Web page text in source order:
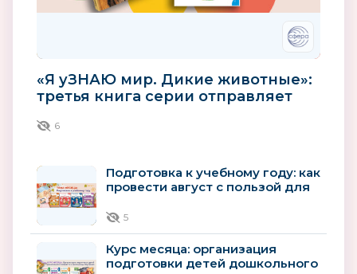
«Я уЗНАЮ мир. Дикие животные»:
третья книга серии отправляет
6
Подготовка к учебному году: как
провести август с пользой для
5
Курс месяца: организация
подготовки детей дошкольного